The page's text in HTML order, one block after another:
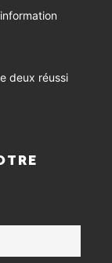
deux réussi